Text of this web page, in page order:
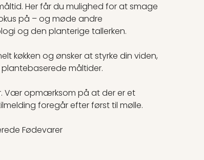
Her får du mulighed for at smage
på – og møde andre
og den planterige tallerken.
køkken og ønsker at styrke din viden,
måltider.
Vær opmærksom på at der er et
foregår efter først til mølle.
Fødevarer